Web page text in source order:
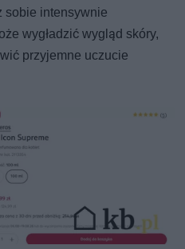
sobie intensywnie
wygładzić wygląd skóry,
przyjemne uczucie